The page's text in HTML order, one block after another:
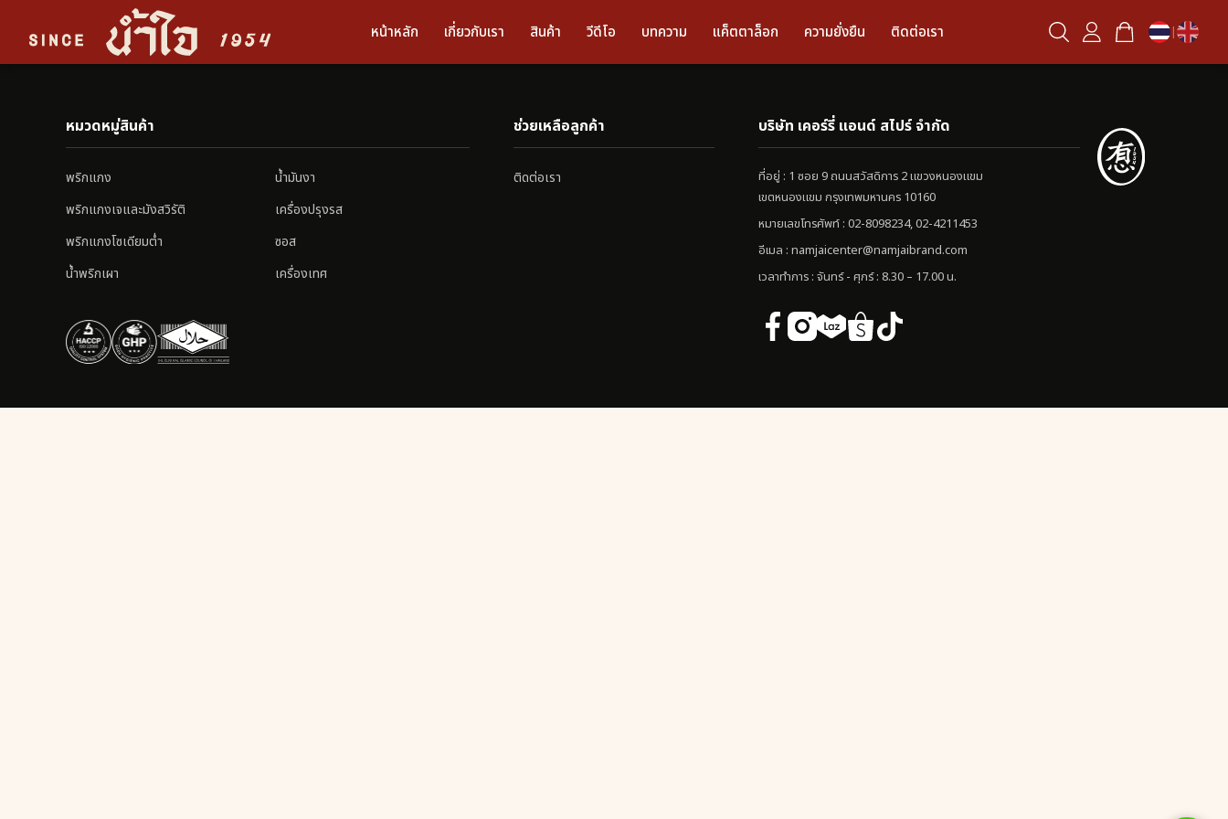
หน้าหลัก เกี่ยวกับเรา สินค้า วีดีโอ บทความ แค็ตตาล็อก ความยั่งยืน ติดต่อเรา |
หมวดหมู่สินค้า
พริกแกง
พริกแกงเจและมังสวิรัติ
พริกแกงโซเดียมต่ำ
น้ำพริกเผา
น้ำมันงา
เครื่องปรุงรส
ซอส
เครื่องเทศ
ช่วยเหลือลูกค้า
ติดต่อเรา
บริษัท เคอร์รี่ แอนด์ สไปร์ จำกัด
ที่อยู่ : 1 ซอย 9 ถนนสวัสดิการ 2 แขวงหนองแขม
เขตหนองแขม กรุงเทพมหานคร 10160
หมายเลขโทรศัพท์ : 02-8098234, 02-4211453
อีเมล :namjaicenter@namjaibrand.com
เวลาทำการ : จันทร์ - ศุกร์ : 8.30 – 17.00 น.